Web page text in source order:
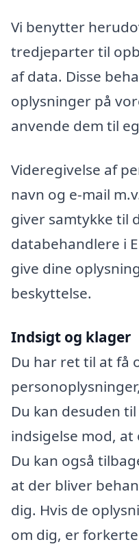
Vi benytter
tredjeparter til
af data. Disse
oplysninger på
anvende dem til
Videregivelse af
navn og e-mail
giver samtykke til
databehandlere i
give dine
beskyttelse.
Indsigt og klager
Du har ret til at få
Du kan desuden
indsigelse mod,
Du kan også
at der bliver
dig. Hvis de
om dig, er